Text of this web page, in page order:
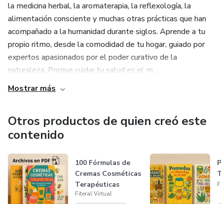
la medicina herbal, la aromaterapia, la reflexología, la
alimentación consciente y muchas otras prácticas que han
acompañado a la humanidad durante siglos. Aprende a tu
propio ritmo, desde la comodidad de tu hogar, guiado por
expertos apasionados por el poder curativo de la
naturaleza. Porque cuidar tu salud es el m...
Mostrar más
Otros productos de quien creó este
contenido
100 Fórmulas de
Cremas Cosméticas
Terapéuticas
Fiteral Virtual